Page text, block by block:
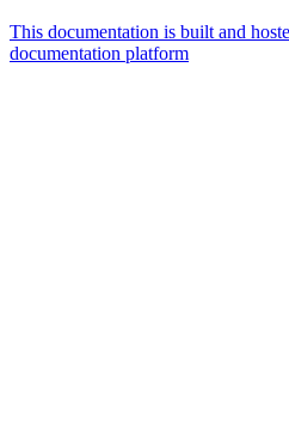
This documentation is built and
documentation platform